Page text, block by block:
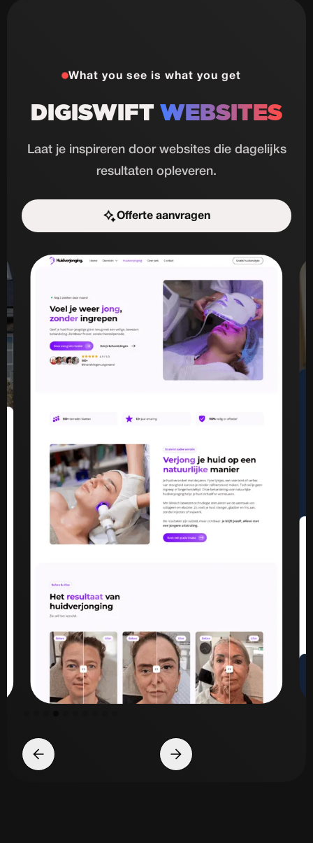
What you see is what you get
DIGISWIFT WEBSITES
Laat je inspireren door websites die dagelijks
resultaten opleveren.
Offerte aanvragen
Start de uitdaging